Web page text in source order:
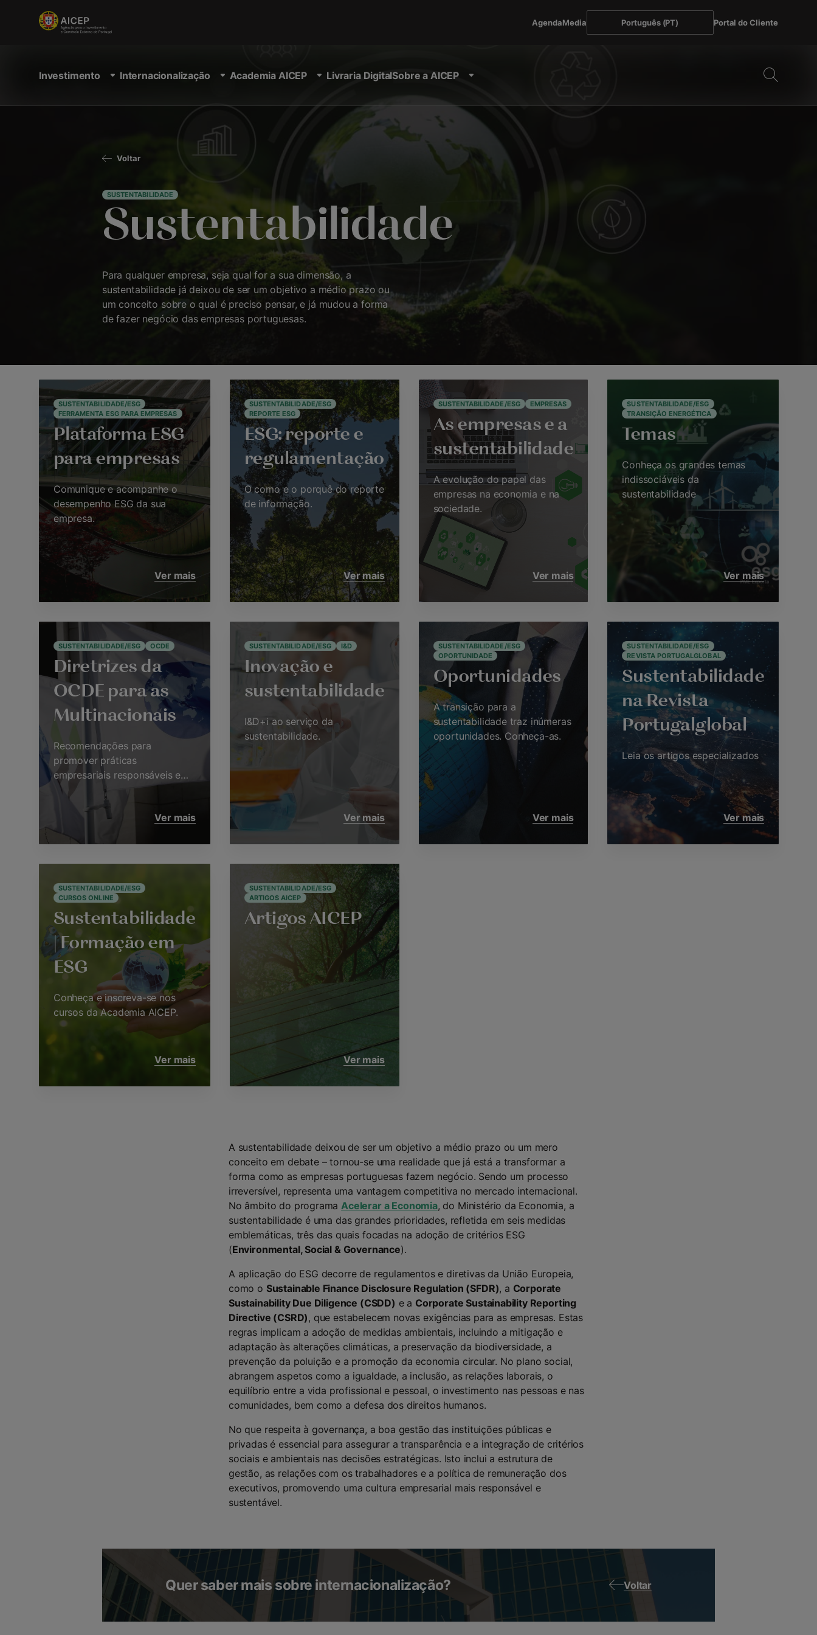
AgendaMedia Português (PT) Portal do Cliente
Investimento Internacionalização Academia AICEP Livraria DigitalSobre a AICEP
Voltar
SUSTENTABILIDADE
Sustentabilidade
Para qualquer empresa, seja qual for a sua dimensão, a
sustentabilidade já deixou de ser um objetivo a médio prazo ou
um conceito sobre o qual é preciso pensar, e já mudou a forma
de fazer negócio das empresas portuguesas.
SUSTENTABILIDADE/ESG
FERRAMENTA ESG PARA EMPRESAS
Plataforma ESG
para empresas
Comunique e acompanhe o
desempenho ESG da sua
empresa.
Ver mais
SUSTENTABILIDADE/ESG
REPORTE ESG
ESG: reporte e
regulamentação
O como e o porquê do reporte
de informação.
Ver mais
SUSTENTABILIDADE/ESG EMPRESAS
As empresas e a
sustentabilidade
A evolução do papel das
empresas na economia e na
sociedade.
Ver mais
SUSTENTABILIDADE/ESG
TRANSIÇÃO ENERGÉTICA
Temas
Conheça os grandes temas
indissociáveis da
sustentabilidade
Ver mais
SUSTENTABILIDADE/ESG OCDE
Diretrizes da
OCDE para as
Multinacionais
Recomendações para
promover práticas
empresariais responsáveis e
sustentáveis.
Ver mais
SUSTENTABILIDADE/ESG I&D
Inovação e
sustentabilidade
I&D+i ao serviço da
sustentabilidade.
Ver mais
SUSTENTABILIDADE/ESG
OPORTUNIDADE
Oportunidades
A transição para a
sustentabilidade traz inúmeras
oportunidades. Conheça-as.
Ver mais
SUSTENTABILIDADE/ESG
REVISTA PORTUGALGLOBAL
Sustentabilidade
na Revista
Portugalglobal
Leia os artigos especializados
Ver mais
SUSTENTABILIDADE/ESG
CURSOS ONLINE
Sustentabilidade
| Formação em
ESG
Conheça e inscreva-se nos
cursos da Academia AICEP.
Ver mais
SUSTENTABILIDADE/ESG
ARTIGOS AICEP
Artigos AICEP
Ver mais
A sustentabilidade deixou de ser um objetivo a médio prazo ou um mero
conceito em debate – tornou-se uma realidade que já está a transformar a
forma como as empresas portuguesas fazem negócio. Sendo um processo
irreversível, representa uma vantagem competitiva no mercado internacional.
No âmbito do programaAcelerar a Economia, do Ministério da Economia, a
sustentabilidade é uma das grandes prioridades, refletida em seis medidas
emblemáticas, três das quais focadas na adoção de critérios ESG
(Environmental, Social & Governance).
A aplicação do ESG decorre de regulamentos e diretivas da União Europeia,
como o Sustainable Finance Disclosure Regulation (SFDR), a Corporate
Sustainability Due Diligence (CSDD) e a Corporate Sustainability Reporting
Directive (CSRD), que estabelecem novas exigências para as empresas. Estas
regras implicam a adoção de medidas ambientais, incluindo a mitigação e
adaptação às alterações climáticas, a preservação da biodiversidade, a
prevenção da poluição e a promoção da economia circular. No plano social,
abrangem aspetos como a igualdade, a inclusão, as relações laborais, o
equilíbrio entre a vida profissional e pessoal, o investimento nas pessoas e nas
comunidades, bem como a defesa dos direitos humanos.
No que respeita à governança, a boa gestão das instituições públicas e
privadas é essencial para assegurar a transparência e a integração de critérios
sociais e ambientais nas decisões estratégicas. Isto inclui a estrutura de
gestão, as relações com os trabalhadores e a política de remuneração dos
executivos, promovendo uma cultura empresarial mais responsável e
sustentável.
Quer saber mais sobre internacionalização? Voltar